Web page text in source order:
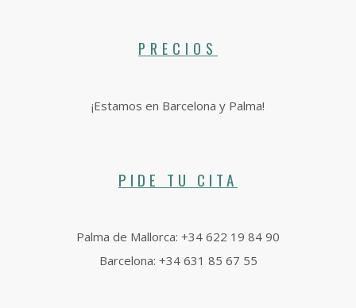
PRECIOS
¡Estamos en Barcelona y Palma!
PIDE TU CITA
Palma de Mallorca: +34 622 19 84 90
Barcelona: +34 631 85 67 55